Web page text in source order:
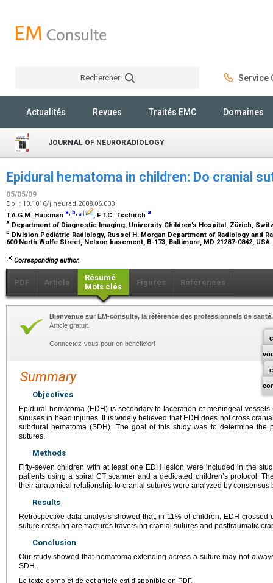
Rechercher Service
Actualités Revues Traités EMC Domaines
JOURNAL OF NEURORADIOLOGY
Epidural hematoma in children: Do cranial
05/05/09
Doi : 10.1016/j.neurad.2008.06.003
T.A.G.M. Huisman a, b,⁎ , F.T.C. Tschirch a
a Department of Diagnostic Imaging, University Children’s Hospital, Zürich,
b Division Pediatric Radiology, Russel H. Morgan Department of Radiology and
600 North Wolfe Street, Nelson basement, B-173, Baltimore, MD 21287-0842, USA
Corresponding author.
PDF Article
Résumé
Mots clés
Figures Références
Bienvenue sur EM-consulte, la référence des professionnels de santé.
Article gratuit.
Connectez-vous pour en bénéficier!
Summary
Objectives
Epidural hematoma (EDH) is secondary to laceration of meningeal
sinuses in head injuries. It is widely believed that EDH does not cross
subdural hematoma (SDH). The goal of this study was to determine the
sutures.
Methods
Fifty-seven children with at least one EDH lesion were included in the
patients using a spiral CT scanner and a dedicated children’s protocol.
their anatomical relationship to cranial sutures were analyzed by consensus
Results
Retrospective data analysis showed that, in 11% of children, EDH crossed
suture crossing are fractures traversing cranial sutures and posttraumatic
Conclusion
Our study showed that hematoma extending across a suture may not
SDH.
Le texte complet de cet article est disponible en PDF.